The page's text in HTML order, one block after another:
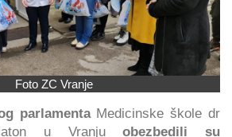
Foto ZC Vranje
parlamentaMedicinske škole dr
u Vranjuobezbedili su